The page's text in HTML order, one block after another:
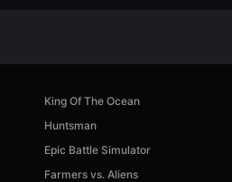
King Of The Ocean
Huntsman
Epic Battle Simulator
Farmers vs. Aliens